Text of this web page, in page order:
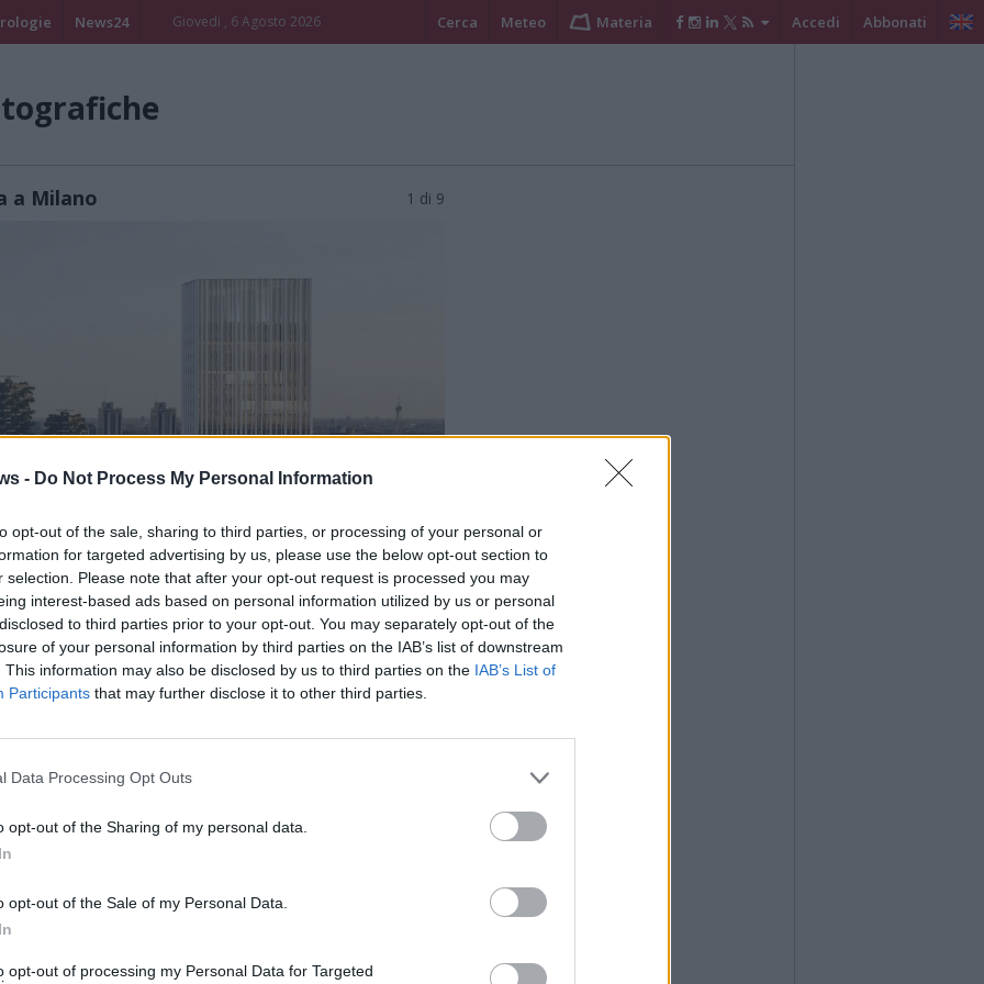
- Do Not Process My Personal Information
opt-out of the sale, sharing to third parties, or processing of your personal or
for targeted advertising by us, please use the below opt-out section to
selection. Please note that after your opt-out request is processed you may
interest-based ads based on personal information utilized by us or personal
to third parties prior to your opt-out. You may separately opt-out of the
of your personal information by third parties on the IAB’s list of downstream
This information may also be disclosed by us to third parties on the IAB’s List of
Participants that may further disclose it to other third parties.
Data Processing Opt Outs
opt-out of the Sharing of my personal data.
opt-out of the Sale of my Personal Data.
opt-out of processing my Personal Data for Targeted
News24 Giovedi , 6 Agosto 2026 Cerca Meteo Materia Accedi Abbonati
a Milano 1 di 9
architettonico e del paesaggio), ESA